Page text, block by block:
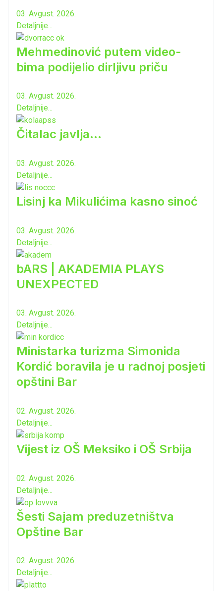
03. Avgust. 2026.
Detaljnije...
Mehmedinović putem video-
bima podijelio dirljivu priču
03. Avgust. 2026.
Detaljnije...
Čitalac javlja...
03. Avgust. 2026.
Detaljnije...
Lisinj ka Mikulićima kasno sinoć
03. Avgust. 2026.
Detaljnije...
bARS | AKADEMIA PLAYS
UNEXPECTED
03. Avgust. 2026.
Detaljnije...
Ministarka turizma Simonida
Kordić boravila je u radnoj posjeti
opštini Bar
02. Avgust. 2026.
Detaljnije...
Vijest iz OŠ Meksiko i OŠ Srbija
02. Avgust. 2026.
Detaljnije...
Šesti Sajam preduzetništva
Opštine Bar
02. Avgust. 2026.
Detaljnije...